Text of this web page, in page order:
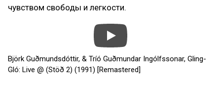
чувством свободы и легкости.
Björk Guðmundsdóttir, & Tríó Guðmundar Ingólfssonar, Gling-
Gló: Live @ (Stöð 2) (1991) [Remastered]